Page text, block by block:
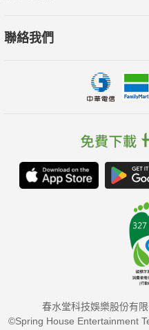
聯絡我們
春水堂科技娛樂股份有
©Spring House Entertainment